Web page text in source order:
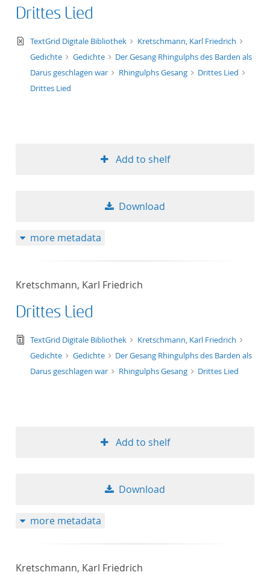
Drittes Lied
text/xml
TextGrid Digitale Bibliothek
Kretschmann, Karl Friedrich
Gedichte
Gedichte
Der Gesang Rhingulphs des Barden als
Darus geschlagen war
Rhingulphs Gesang
Drittes Lied
Drittes Lied
Add to shelf
Download
more metadata
Kretschmann, Karl Friedrich
Drittes Lied
text/tg.edition+tg.aggregation+xml
TextGrid Digitale Bibliothek
Kretschmann, Karl Friedrich
Gedichte
Gedichte
Der Gesang Rhingulphs des Barden als
Darus geschlagen war
Rhingulphs Gesang Drittes Lied
Add to shelf
Download
more metadata
Kretschmann, Karl Friedrich